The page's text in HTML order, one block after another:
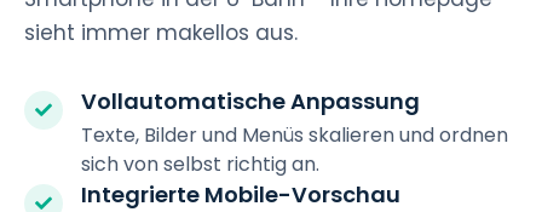
sieht immer makellos aus.
Vollautomatische Anpassung
Texte, Bilder und Menüs skalieren und ordnen
sich von selbst richtig an.
Integrierte Mobile-Vorschau